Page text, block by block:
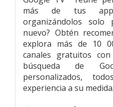
más de tus
organizándolos solo
nuevo? Obtén
explora más de 10
canales gratuitos
búsqueda de
personalizados,
experiencia a su medida.